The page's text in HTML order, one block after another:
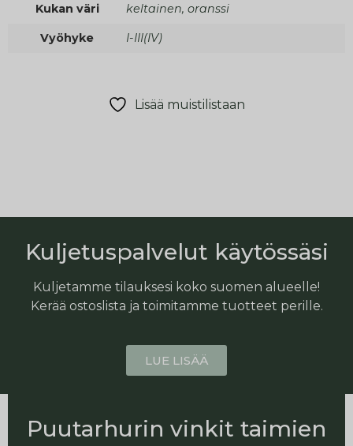
Kukan väri keltainen, oranssi
Vyöhyke I-III(IV)
Lisää muistilistaan
Kuljetuspalvelut käytössäsi
Kuljetamme tilauksesi koko suomen alueelle!
Kerää ostoslista ja toimitamme tuotteet perille.
LUE LISÄÄ
Puutarhurin vinkit taimien